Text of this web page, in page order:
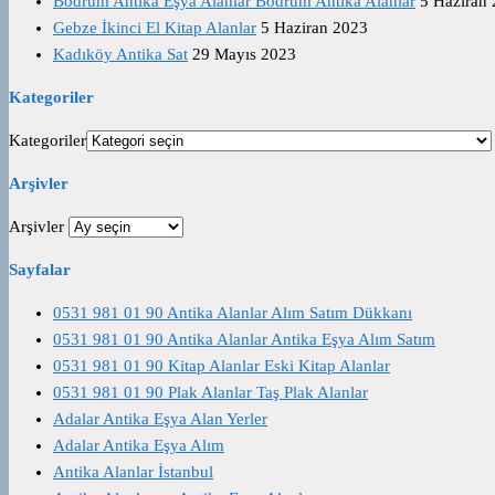
Gebze İkinci El Kitap Alanlar 5 Haziran 2023
Kadıköy Antika Sat 29 Mayıs 2023
Kategoriler
Kategoriler
Arşivler
Arşivler
Sayfalar
0531 981 01 90 Antika Alanlar Alım Satım Dükkanı
0531 981 01 90 Antika Alanlar Antika Eşya Alım Satım
0531 981 01 90 Kitap Alanlar Eski Kitap Alanlar
0531 981 01 90 Plak Alanlar Taş Plak Alanlar
Adalar Antika Eşya Alan Yerler
Adalar Antika Eşya Alım
Antika Alanlar İstanbul